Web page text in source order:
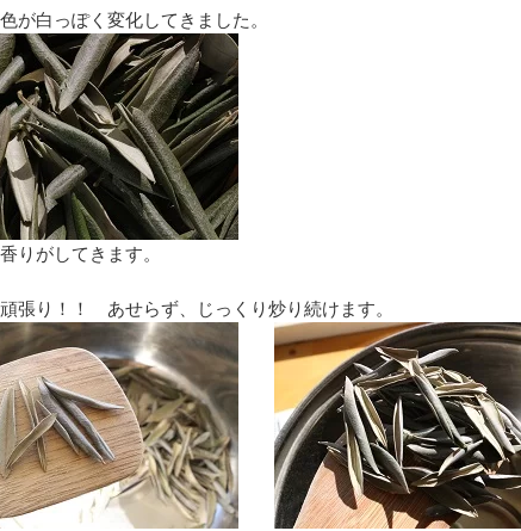
が白っぽく変化してきました。
りがしてきます。
張り！！ あせらず、じっくり炒り続けます。